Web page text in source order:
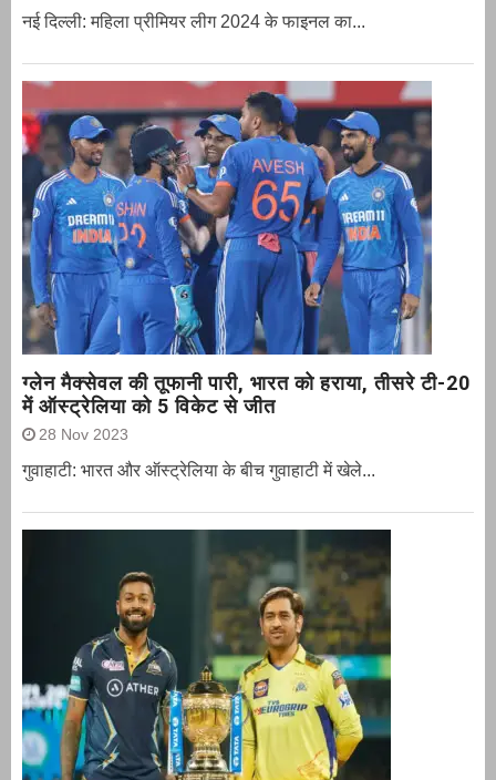
नई दिल्ली: महिला प्रीमियर लीग 2024 के फाइनल का...
ग्‍लेन मैक्‍सेवल की तूफानी पारी, भारत को हराया, तीसरे टी-20
में ऑस्ट्रेलिया को 5 विकेट से जीत
28 Nov 2023
गुवाहाटी: भारत और ऑस्‍ट्रेलिया के बीच गुवाहाटी में खेले...